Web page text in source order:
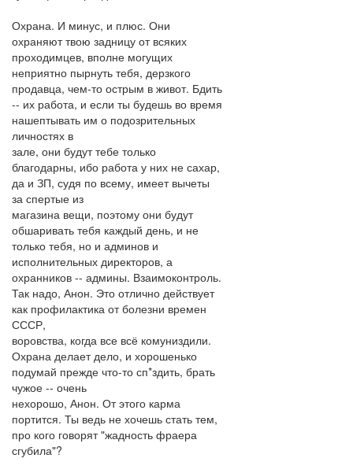
Охрана. И минус, и плюс. Они
охраняют твою задницу от всяких
проходимцев, вполне могущих
неприятно пырнуть тебя, дерзкого
продавца, чем-то острым в живот. Бдить
-- их работа, и если ты будешь во время
нашептывать им о подозрительных
личностях в
зале, они будут тебе только
благодарны, ибо работа у них не сахар,
да и ЗП, судя по всему, имеет вычеты
за спертые из
магазина вещи, поэтому они будут
обшаривать тебя каждый день, и не
только тебя, но и админов и
исполнительных директоров, а
охранников -- админы. Взаимоконтроль.
Так надо, Анон. Это отлично действует
как профилактика от болезни времен
СССР,
воровства, когда все всё комуниздили.
Охрана делает дело, и хорошенько
подумай прежде что-то сп*здить, брать
чужое -- очень
нехорошо, Анон. От этого карма
портится. Ты ведь не хочешь стать тем,
про кого говорят "жадность фраера
сгубила"?